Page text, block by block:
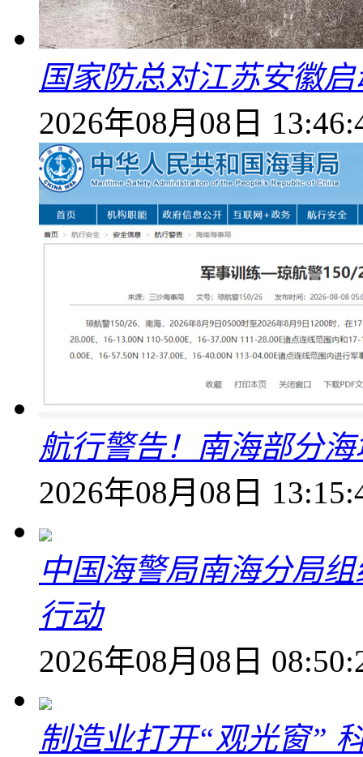
国家防总对江苏安徽
2026年08月08日
航行警告！南海部分
2026年08月08日
中国海警局南海分局
行动
2026年08月08日
制造业打开“观光窗”